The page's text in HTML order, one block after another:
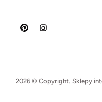
2026 © Copyright. Sklepy